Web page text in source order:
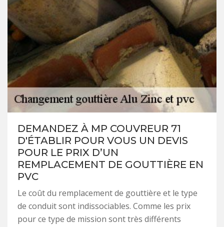
DEMANDEZ À MP COUVREUR 71
D'ÉTABLIR POUR VOUS UN DEVIS
POUR LE PRIX D’UN
REMPLACEMENT DE GOUTTIÈRE EN
PVC
Le coût du remplacement de gouttière et le type
de conduit sont indissociables. Comme les prix
pour ce type de mission sont très différents